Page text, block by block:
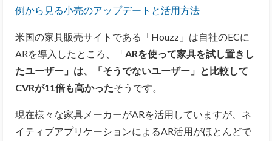
例から見る小売のアップデートと活用方法
米国の家具販売サイトである「Houzz」は自社のECに
ARを導入したところ、「ARを使って家具を試し置きし
たユーザー」は、「そうでないユーザー」と比較して
CVRが11倍も高かったそうです。
現在様々な家具メーカーがARを活用していますが、ネ
イティブアプリケーションによるAR活用がほとんどで